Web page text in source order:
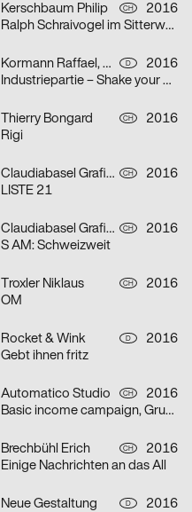
Kerschbaum Philip CH
2016
Ralph Schraivogel im Sitterwerk
Kormann Raffael, Mark Bohle D
2016
Industriepartie – Shake your Bricks
Thierry Bongard CH
2016
Rigi
Claudiabasel Grafik & Interaktion CH
2016
LISTE 21
Claudiabasel Grafik & Interaktion CH
2016
S AM: Schweizweit
Troxler Niklaus CH
2016
OM
Rocket & Wink D
2016
Gebt ihnen fritz
Automatico Studio CH
2016
Basic income campaign, Grundeinkommen Schweiz
Brechbühl Erich CH
2016
Einige Nachrichten an das All
Neue Gestaltung D
2016